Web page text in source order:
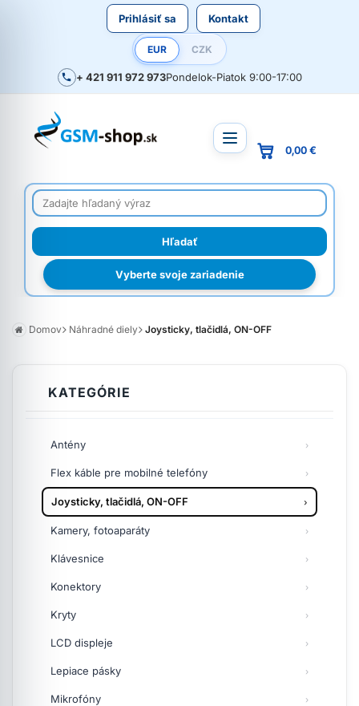
Prihlásiť sa Kontakt
EUR CZK
+ 421 911 972 973Pondelok-Piatok 9:00-17:00
Vyberte svoje zariadenie
0,00 €
Domov Náhradné diely Joysticky, tlačidlá, ON-OFF
KATEGÓRIE
Antény
Flex káble pre mobilné telefóny
Joysticky, tlačidlá, ON-OFF
Kamery, fotoaparáty
Klávesnice
Konektory
Kryty
LCD displeje
Lepiace pásky
Mikrofóny